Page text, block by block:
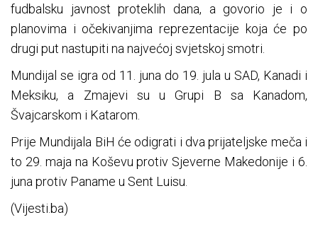
fudbalsku javnost proteklih dana, a govorio je i o
planovima i očekivanjima reprezentacije koja će po
drugi put nastupiti na najvećoj svjetskoj smotri.
Mundijal se igra od 11. juna do 19. jula u SAD, Kanadi i
Meksiku, a Zmajevi su u Grupi B sa Kanadom,
Švajcarskom i Katarom.
Prije Mundijala BiH će odigrati i dva prijateljske meča i
to 29. maja na Koševu protiv Sjeverne Makedonije i 6.
juna protiv Paname u Sent Luisu.
(Vijesti.ba)